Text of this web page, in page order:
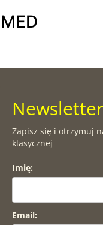
MED
Newsletter
Zapisz się i otrzymuj
klasycznej
Imię:
Email: